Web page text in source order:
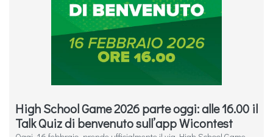
High School Game 2026 parte oggi: alle 16.00 il
Talk Quiz di benvenuto sull’app Wicontest